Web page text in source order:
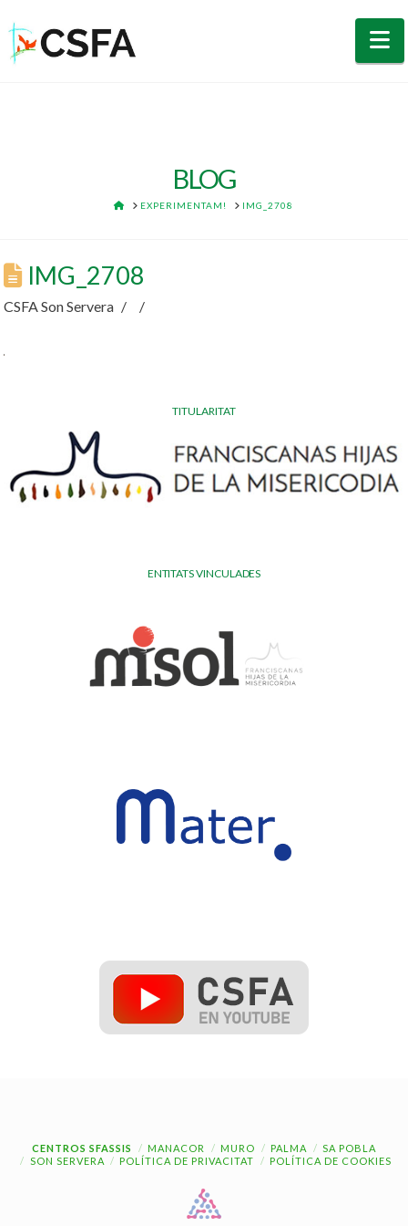
BLOG
HOMEEXPERIMENTAM! IMG_2708
IMG_2708
CSFA Son Servera
TITULARITAT
ENTITATS VINCULADES
CENTROS SFASSIS MANACOR MURO PALMA
SA POBLA
SON SERVERA
POLÍTICA DE PRIVACITAT POLÍTICA DE COOKIES